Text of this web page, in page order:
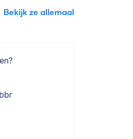
Bekijk ze allemaal